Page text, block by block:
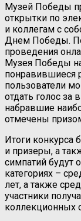
Музей Победы
открытки по
и коллегам с
Днем Победы.
проведения
Музея Победы
понравившиеся
пользователи
отдать голос за
набравшие
отмечены
Итоги конкурса
и призеры, а
симпатий будут
категориях –
лет, а также
участники
коллекционных